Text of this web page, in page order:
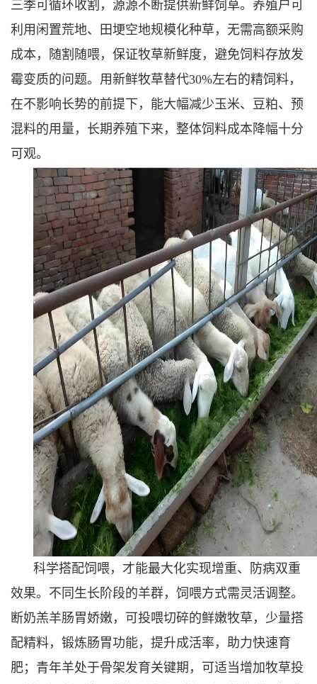
三季可循环收割，源源不断提供新鲜饲草。养殖户可
利用闲置荒地、田埂空地规模化种草，无需高额采购
成本，随割随喂，保证牧草新鲜度，避免饲料存放发
霉变质的问题。用新鲜牧草替代30%左右的精饲料，
在不影响长势的前提下，能大幅减少玉米、豆粕、预
混料的用量，长期养殖下来，整体饲料成本降幅十分
可观。
科学搭配饲喂，才能最大化实现增重、防病双重
效果。不同生长阶段的羊群，饲喂方式需灵活调整。
断奶羔羊肠胃娇嫩，可投喂切碎的鲜嫩牧草，少量搭
配精料，锻炼肠胃功能，提升成活率，助力快速育
肥；青年羊处于骨架发育关键期，可适当增加牧草投